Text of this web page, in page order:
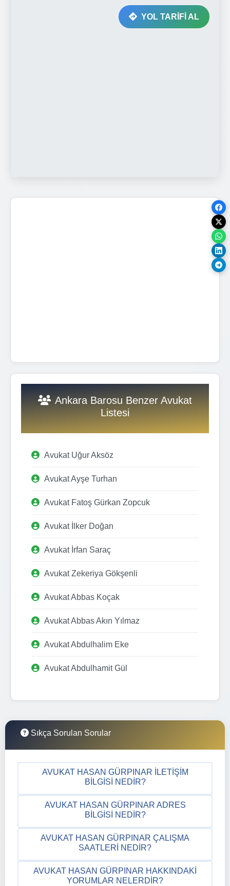
YOL TARİFİ AL
Ankara Barosu Benzer Avukat
Listesi
Avukat Uğur Aksöz
Avukat Ayşe Turhan
Avukat Fatoş Gürkan Zopcuk
Avukat İlker Doğan
Avukat İrfan Saraç
Avukat Zekeriya Gökşenli
Avukat Abbas Koçak
Avukat Abbas Akın Yılmaz
Avukat Abdulhalim Eke
Avukat Abdulhamit Gül
Sıkça Sorulan Sorular
AVUKAT HASAN GÜRPINAR İLETIŞIM
BILGISI NEDIR?
AVUKAT HASAN GÜRPINAR ADRES
BILGISI NEDIR?
AVUKAT HASAN GÜRPINAR ÇALIŞMA
SAATLERI NEDIR?
AVUKAT HASAN GÜRPINAR HAKKINDAKI
YORUMLAR NELERDIR?